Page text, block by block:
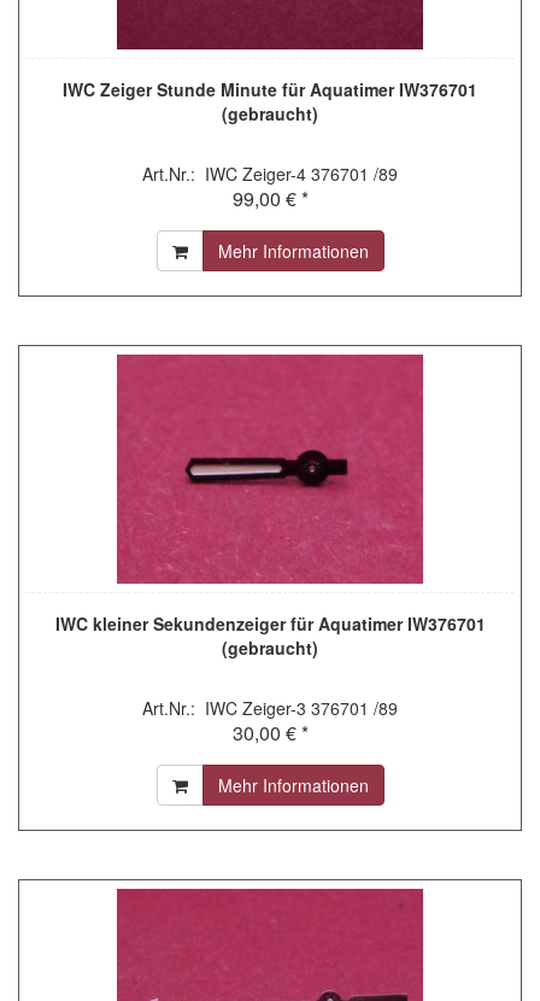
IWC Zeiger Stunde Minute für Aquatimer IW376701
(gebraucht)
Art.Nr.: IWC Zeiger-4 376701 /89
99,00 € *
Mehr Informationen
IWC kleiner Sekundenzeiger für Aquatimer IW376701
(gebraucht)
Art.Nr.: IWC Zeiger-3 376701 /89
30,00 € *
Mehr Informationen